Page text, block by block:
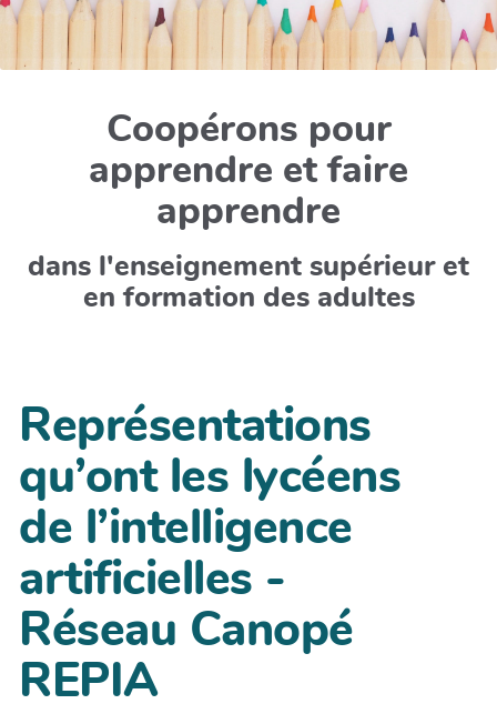
Coopérons pour
apprendre et faire
apprendre
dans l'enseignement supérieur et
en formation des adultes
Représentations
qu’ont les lycéens
de l’intelligence
artificielles -
Réseau Canopé
REPIA